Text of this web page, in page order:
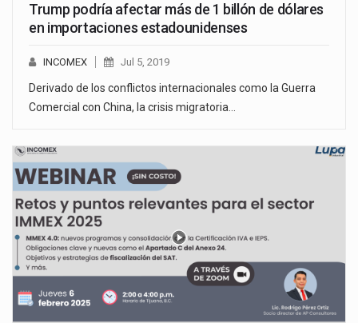
Trump podría afectar más de 1 billón de dólares
en importaciones estadounidenses
INCOMEX Jul 5, 2019
Derivado de los conflictos internacionales como la Guerra
Comercial con China, la crisis migratoria…